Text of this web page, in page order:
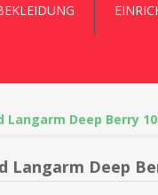
Deep Berry
Langarm Deep